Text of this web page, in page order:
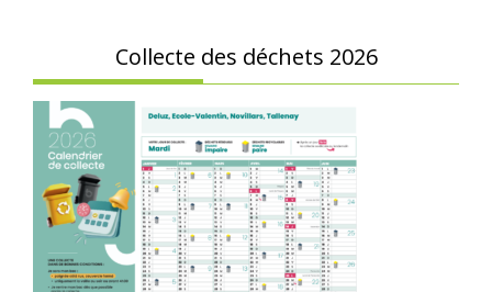
Collecte des déchets 2026